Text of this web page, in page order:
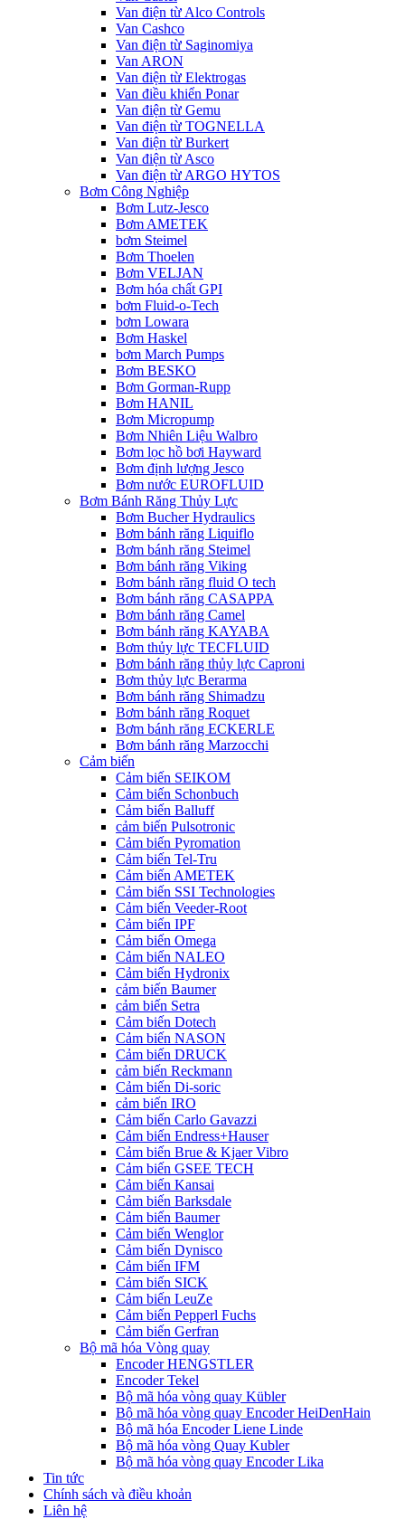
Van điện từ Alco Controls
Van Cashco
Van điện từ Saginomiya
Van ARON
Van điện từ Elektrogas
Van điều khiển Ponar
Van điện từ Gemu
Van điện từ TOGNELLA
Van điện từ Burkert
Van điện từ Asco
Van điện từ ARGO HYTOS
Bơm Công Nghiệp
Bơm Lutz-Jesco
Bơm AMETEK
bơm Steimel
Bơm Thoelen
Bơm VELJAN
Bơm hóa chất GPI
bơm Fluid-o-Tech
bơm Lowara
Bơm Haskel
bơm March Pumps
Bơm BESKO
Bơm Gorman-Rupp
Bơm HANIL
Bơm Micropump
Bơm Nhiên Liệu Walbro
Bơm lọc hồ bơi Hayward
Bơm định lượng Jesco
Bơm nước EUROFLUID
Bơm Bánh Răng Thủy Lực
Bơm Bucher Hydraulics
Bơm bánh răng Liquiflo
Bơm bánh răng Steimel
Bơm bánh răng Viking
Bơm bánh răng fluid O tech
Bơm bánh răng CASAPPA
Bơm bánh răng Camel
Bơm bánh răng KAYABA
Bơm thủy lực TECFLUID
Bơm bánh răng thủy lực Caproni
Bơm thủy lực Berarma
Bơm bánh răng Shimadzu
Bơm bánh răng Roquet
Bơm bánh răng ECKERLE
Bơm bánh răng Marzocchi
Cảm biến
Cảm biến SEIKOM
Cảm biến Schonbuch
Cảm biến Balluff
cảm biến Pulsotronic
Cảm biến Pyromation
Cảm biến Tel-Tru
Cảm biến AMETEK
Cảm biến SSI Technologies
Cảm biến Veeder-Root
Cảm biến IPF
Cảm biến Omega
Cảm biến NALEO
Cảm biến Hydronix
cảm biến Baumer
cảm biến Setra
Cảm biến Dotech
Cảm biến NASON
Cảm biến DRUCK
cảm biến Reckmann
Cảm biến Di-soric
cảm biến IRO
Cảm biến Carlo Gavazzi
Cảm biến Endress+Hauser
Cảm biến Brue & Kjaer Vibro
Cảm biến GSEE TECH
Cảm biến Kansai
Cảm biến Barksdale
Cảm biến Baumer
Cảm biến Wenglor
Cảm biến Dynisco
Cảm biến IFM
Cảm biến SICK
Cảm biến LeuZe
Cảm biến Pepperl Fuchs
Cảm biến Gerfran
Bộ mã hóa Vòng quay
Encoder HENGSTLER
Encoder Tekel
Bộ mã hóa vòng quay Kübler
Bộ mã hóa vòng quay Encoder HeiDenHain
Bộ mã hóa Encoder Liene Linde
Bộ mã hóa vòng Quay Kubler
Bộ mã hóa vòng quay Encoder Lika
Tin tức
Chính sách và điều khoản
Liên hệ